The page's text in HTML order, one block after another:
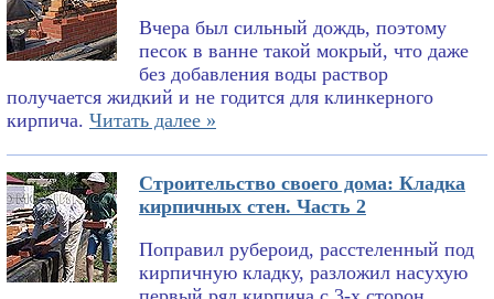
Вчера был сильный дождь, поэтому
песок в ванне такой мокрый, что даже
без добавления воды раствор
получается жидкий и не годится для клинкерного
кирпича. Читать далее »
Строительство своего дома: Кладка
кирпичных стен. Часть 2
Поправил рубероид, расстеленный под
кирпичную кладку, разложил насухую